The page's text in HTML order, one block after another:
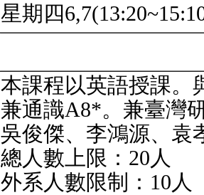
星期四
本課程以英語授課。
兼通識A8*。兼臺灣
吳俊傑、李鴻源、袁
總人數上限：20人
外系人數限制：10人